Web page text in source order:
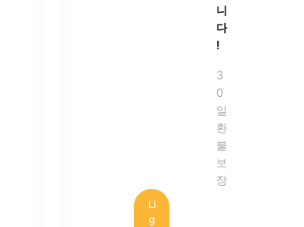
니
다
!
3
0
일
환
불
보
장
Li
g